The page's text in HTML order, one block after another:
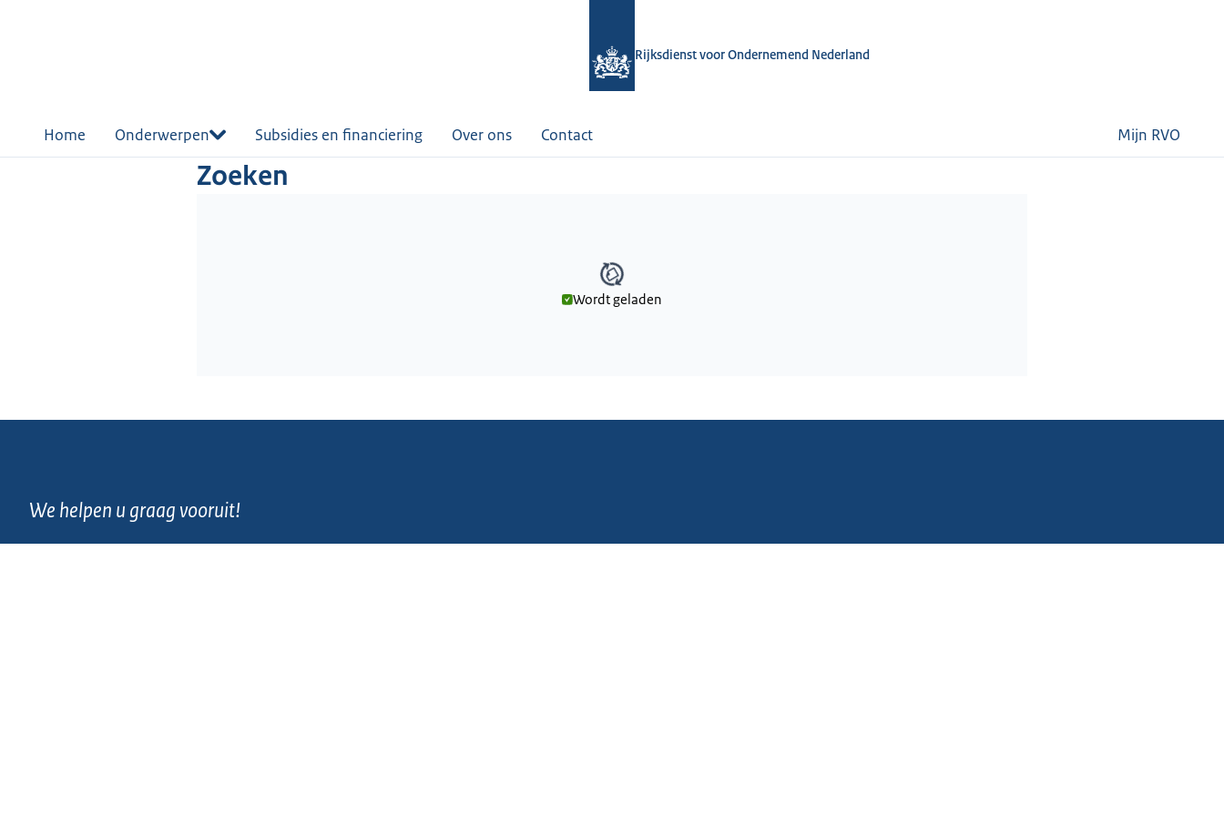
Rijksdienst voor Ondernemend Nederland
Home Onderwerpen Subsidies en financiering Over ons Contact Mijn RVO
Zoeken
Wordt geladen
We helpen u graag vooruit!